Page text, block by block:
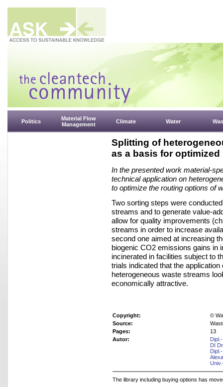
Politics
Material Flow
Management
Climate Water
Splitting of
as a basis for
In the presented work material-
technical application on
to optimize the routing options of
Two sorting steps were
streams and to generate value-
allow for quality improvements
streams in order to increase
second one aimed at increasing
biogenic CO2 emissions gains in
incinerated in facilities subject to
trials indicated that the
heterogeneous waste streams
economically attractive.
Copyright:
©
Source:
Pages:
13
Autor:
DI
The library including buying options has